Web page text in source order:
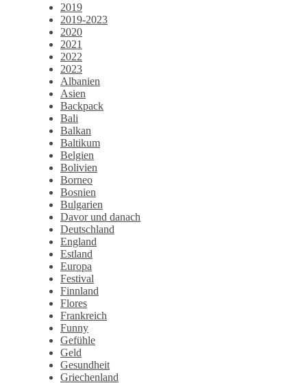
2019
2019-2023
2020
2021
2022
2023
Albanien
Asien
Backpack
Bali
Balkan
Baltikum
Belgien
Bolivien
Borneo
Bosnien
Bulgarien
Davor und danach
Deutschland
England
Estland
Europa
Festival
Finnland
Flores
Frankreich
Funny
Gefühle
Geld
Gesundheit
Griechenland